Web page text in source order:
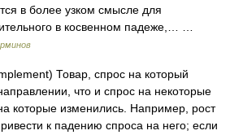
в более узком смысле для
в косвенном падеже,… …
Товар, спрос на который
что и спрос на некоторые
которые изменились. Например, рост
к падению спроса на него; если